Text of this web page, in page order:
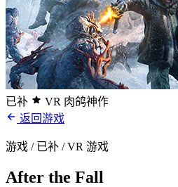
已补
VR 肉鸽神作
返回游戏
游戏 / 已补 / VR 游戏
After the Fall